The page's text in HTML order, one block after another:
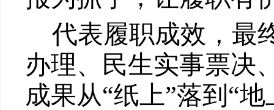
代表履职成效，最
办理、民生实事票决
成果从“纸上”落到“地